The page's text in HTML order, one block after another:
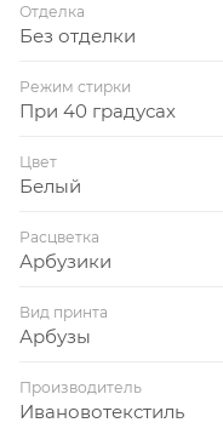
Отделка
Без отделки
Режим стирки
При 40 градусах
Цвет
Белый
Расцветка
Арбузики
Вид принта
Арбузы
Производитель
Ивановотекстиль